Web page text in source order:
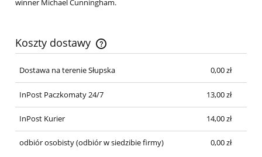
winner Michael Cunningham.
Koszty dostawy
Cena nie zawiera ewentualnych kosztów płatności
Dostawa na terenie Słupska
0,00 zł
InPost Paczkomaty 24/7 13,00 zł
InPost Kurier 14,00 zł
odbiór osobisty(odbiór w siedzibie firmy) 0,00 zł